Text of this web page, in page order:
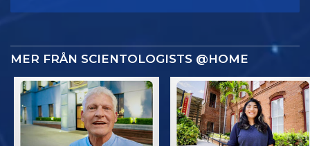
MER FRÅN SCIENTOLOGISTS @HOME